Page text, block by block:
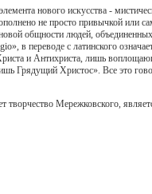
нового искусства -
не просто привычкой
общности людей,
в переводе с латинского
и Антихриста, лишь
Грядущий Христос». Все это
творчество Мережковского,